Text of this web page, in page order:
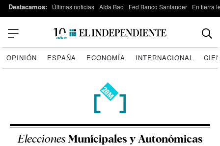
Destacamos: Últimas noticias Aída Bao Fed Banco Santander En tierra
OPINIÓN ESPAÑA ECONOMÍA INTERNACIONAL
EleccionesMunicipales y Autonómicas